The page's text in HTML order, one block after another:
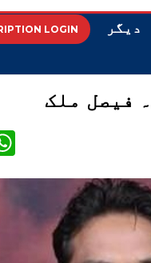
دیگر LOGIN